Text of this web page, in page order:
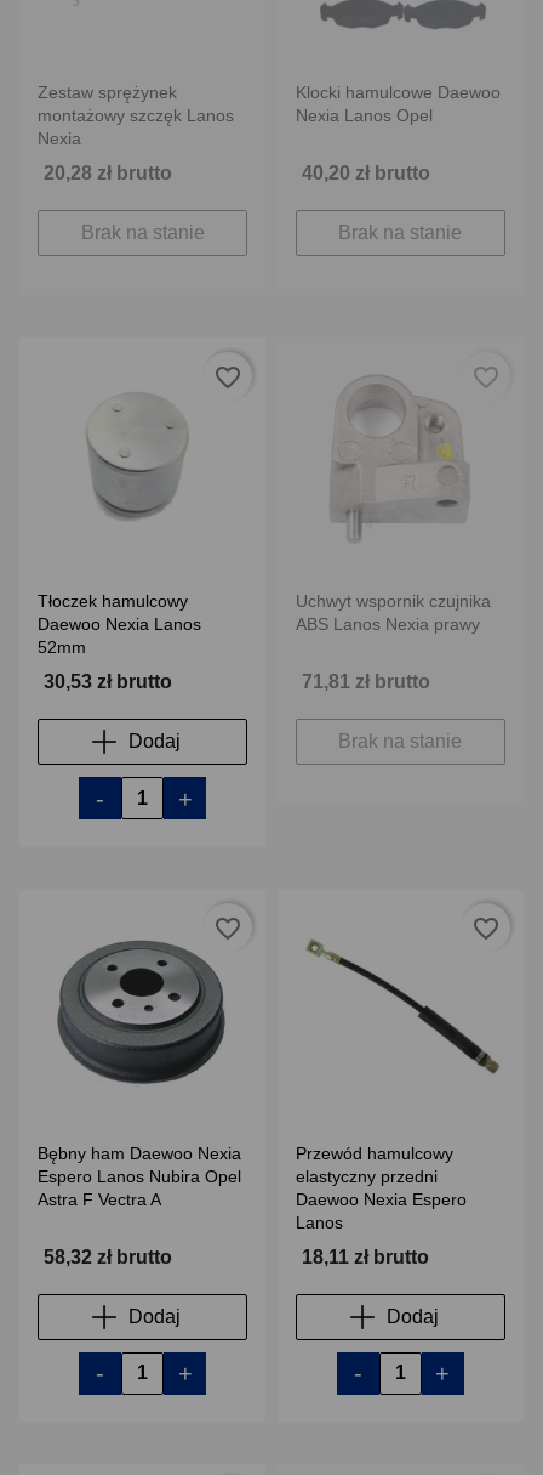
Zestaw sprężynek
montażowy szczęk Lanos
Nexia
20,28 zł brutto
Brak na stanie
Klocki hamulcowe Daewoo
Nexia Lanos Opel
40,20 zł brutto
Brak na stanie
Tłoczek hamulcowy
Daewoo Nexia Lanos
52mm
30,53 zł brutto
Dodaj
- +
favorite_border
Uchwyt wspornik czujnika
ABS Lanos Nexia prawy
71,81 zł brutto
Brak na stanie
favorite_border
Bębny ham Daewoo Nexia
Espero Lanos Nubira Opel
Astra F Vectra A
58,32 zł brutto
Dodaj
- +
favorite_border
Przewód hamulcowy
elastyczny przedni
Daewoo Nexia Espero
Lanos
18,11 zł brutto
Dodaj
- +
favorite_border